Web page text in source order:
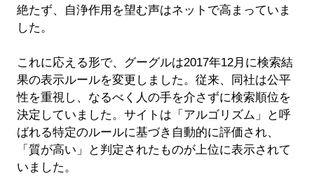
絶たず、自浄作用を望む声はネットで高まっていま
した。
これに応える形で、グーグルは2017年12月に検索結
果の表示ルールを変更しました。従来、同社は公平
性を重視し、なるべく人の手を介さずに検索順位を
決定していました。サイトは「アルゴリズム」と呼
ばれる特定のルールに基づき自動的に評価され、
「質が高い」と判定されたものが上位に表示されて
いました。